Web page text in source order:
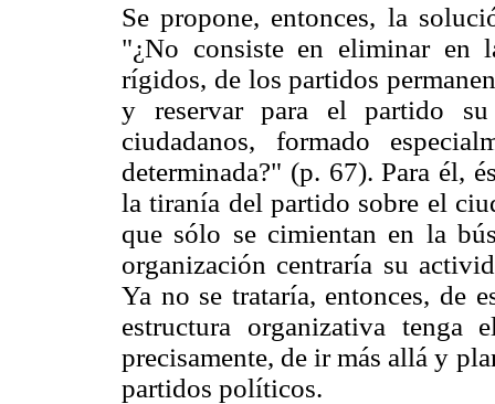
Se propone, entonces, la
"¿No consiste en eliminar en
rígidos, de los partidos
y reservar para el partido su
ciudadanos, formado
determinada?" (p. 67). Para él,
la tiranía del partido sobre el
que sólo se cimientan en la
organización centraría su
Ya no se trataría, entonces, de
estructura organizativa
precisamente, de ir más allá y
partidos políticos.